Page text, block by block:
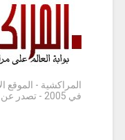
المراكشية -
في 2005 - تصدر عن شركة IMAR MED-SARL